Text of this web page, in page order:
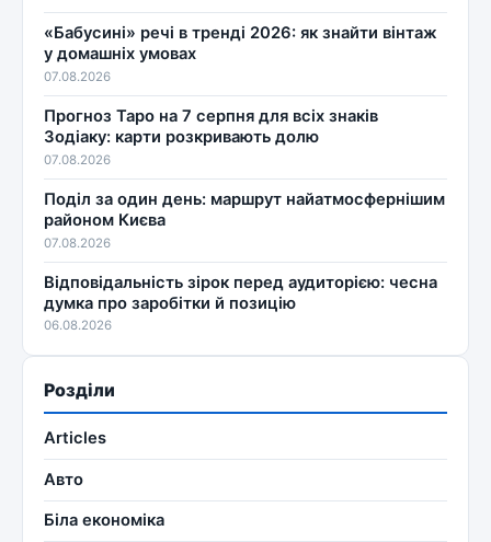
«Бабусині» речі в тренді 2026: як знайти вінтаж
у домашніх умовах
07.08.2026
Прогноз Таро на 7 серпня для всіх знаків
Зодіаку: карти розкривають долю
07.08.2026
Поділ за один день: маршрут найатмосфернішим
районом Києва
07.08.2026
Відповідальність зірок перед аудиторією: чесна
думка про заробітки й позицію
06.08.2026
Розділи
Articles
Авто
Біла економіка